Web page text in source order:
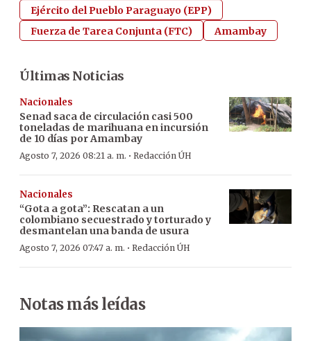
Ejército del Pueblo Paraguayo (EPP)
Fuerza de Tarea Conjunta (FTC)
Amambay
Últimas Noticias
Nacionales
Senad saca de circulación casi 500
toneladas de marihuana en incursión
de 10 días por Amambay
Agosto 7, 2026 08:21 a. m. · Redacción ÚH
Nacionales
“Gota a gota”: Rescatan a un
colombiano secuestrado y torturado y
desmantelan una banda de usura
Agosto 7, 2026 07:47 a. m. · Redacción ÚH
Notas más leídas